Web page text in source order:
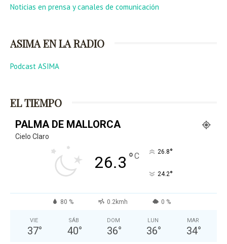
Noticias en prensa y canales de comunicación
ASIMA EN LA RADIO
Podcast ASIMA
EL TIEMPO
PALMA DE MALLORCA
Cielo Claro
26.3 °C 26.8°
24.2°
80 % 0.2kmh 0 %
VIE
37°
SÁB
40°
DOM
36°
LUN
36°
MAR
34°